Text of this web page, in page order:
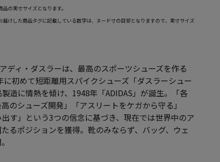
の実寸サイズとなります。
けした商品タグに記載している数字は、ヌード寸の目安となりますので、実寸サイズ
ディ・ダスラーは、最高のスポーツシューズを作る
初めて短距離用スパイクシューズ「ダスラーシュー
造に情熱を傾け、1948年「ADIDAS」が誕生。「各
のシューズ開発」「アスリートをケガから守る」
す」という3つの信念に基づき、現在では世界中のア
るポジションを獲得。靴のみならず、バッグ、ウェ